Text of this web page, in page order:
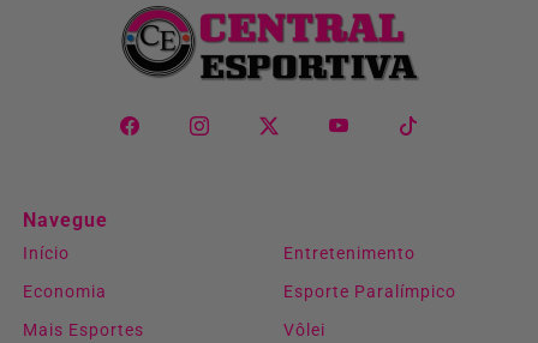
Navegue
Início
Entretenimento
Economia
Esporte Paralímpico
Mais Esportes
Vôlei